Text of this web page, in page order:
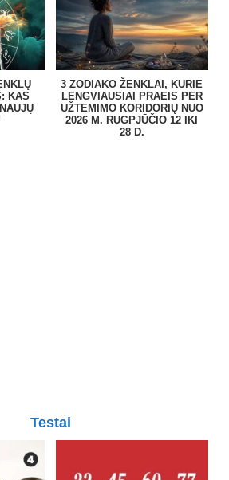
KAS
3 ZODIAKO ŽENKLAI, KURIE
LENGVIAUSIAI PRAEIS PER
UŽTEMIMO KORIDORIŲ NUO
2026 M. RUGPJŪČIO 12 IKI
28 D.
Testai